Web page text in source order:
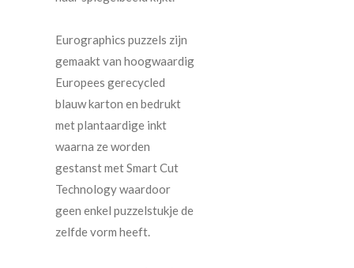
Eurographics puzzels zijn
gemaakt van hoogwaardig
Europees gerecycled
blauw karton en bedrukt
met plantaardige inkt
waarna ze worden
gestanst met Smart Cut
Technology waardoor
geen enkel puzzelstukje de
zelfde vorm heeft.